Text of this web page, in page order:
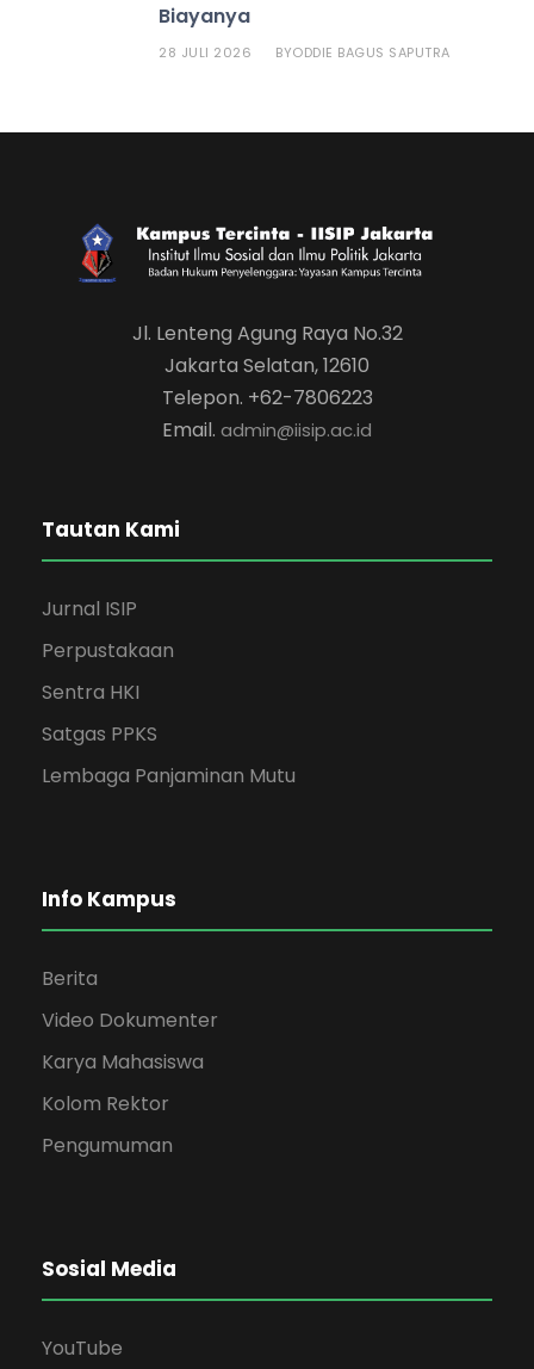
Biayanya
28 JULI 2026 BYODDIE BAGUS SAPUTRA
Jl. Lenteng Agung Raya No.32
Jakarta Selatan, 12610
Telepon. +62-7806223
Email. admin@iisip.ac.id
Tautan Kami
Jurnal ISIP
Perpustakaan
Sentra HKI
Satgas PPKS
Lembaga Panjaminan Mutu
Info Kampus
Berita
Video Dokumenter
Karya Mahasiswa
Kolom Rektor
Pengumuman
Sosial Media
YouTube